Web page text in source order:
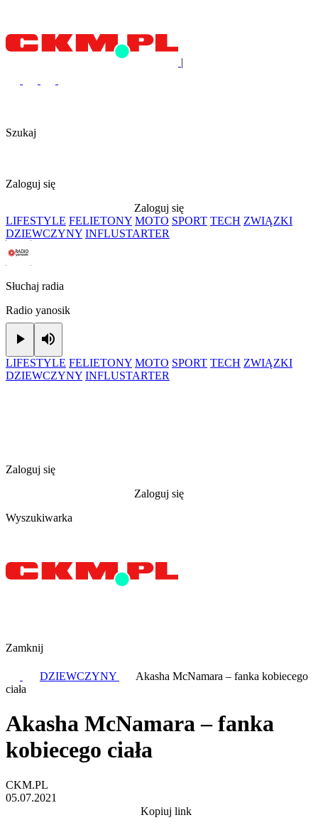
|
Szukaj
Zaloguj się
Zaloguj się
LIFESTYLE FELIETONY MOTO SPORT TECH ZWIĄZKI
DZIEWCZYNY INFLUSTARTER
Słuchaj radia
Radio yanosik
Play
LIFESTYLE FELIETONY MOTO SPORT TECH ZWIĄZKI
DZIEWCZYNY INFLUSTARTER
Zaloguj się
Zaloguj się
Wyszukiwarka
Zamknij
DZIEWCZYNY
Akasha McNamara – fanka kobiecego
ciała
Akasha McNamara – fanka
kobiecego ciała
CKM.PL
05.07.2021
Kopiuj link